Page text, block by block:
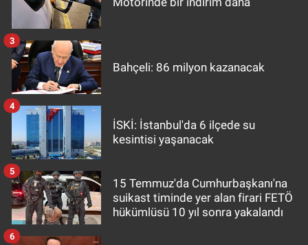
Bahçeli: 86 milyon kazanacak
3
İSKİ: İstanbul'da 6 ilçede su
kesintisi yaşanacak
4
15 Temmuz'da Cumhurbaşkanı'na
suikast timinde yer alan firari FETÖ
hükümlüsü 10 yıl sonra yakalandı
5
6